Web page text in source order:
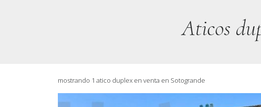
Aticos
mostrando 1 atico duplex en venta en Sotogrande